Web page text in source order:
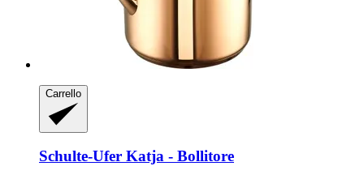
Carrello
Schulte-Ufer Katja -​ Bollitore